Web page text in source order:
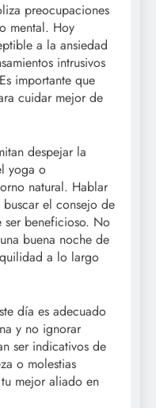
preocupaciones
mental. Hoy
a la ansiedad
intrusivos
importante que
cuidar mejor de
despejar la
yoga o
natural. Hablar
el consejo de
ser beneficioso. No
buena noche de
a lo largo
día es adecuado
y no ignorar
ser indicativos de
o molestias
mejor aliado en